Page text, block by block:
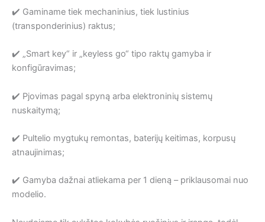
✔️ Gaminame tiek mechaninius, tiek lustinius
(transponderinius) raktus;
✔️ „Smart key“ ir „keyless go“ tipo raktų gamyba ir
konfigūravimas;
✔️ Pjovimas pagal spyną arba elektroninių sistemų
nuskaitymą;
✔️ Pultelio mygtukų remontas, baterijų keitimas, korpusų
atnaujinimas;
✔️ Gamyba dažnai atliekama per 1 dieną – priklausomai nuo
modelio.